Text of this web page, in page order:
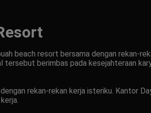
beach resort bersama dengan rekan-
berimbas pada kesejahteraan
rekan-rekan kerja isteriku. Kantor